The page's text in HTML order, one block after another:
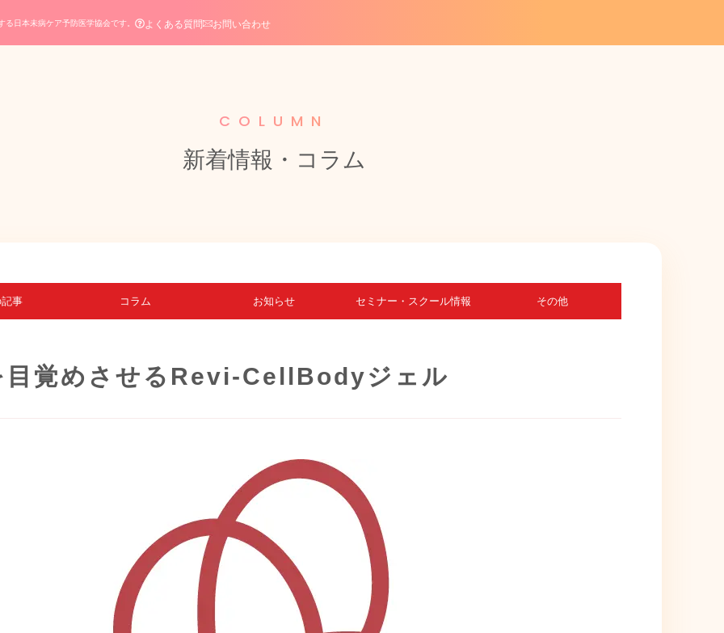
日本未病ケア予防医学協会です。 よくある質問 お問い合わせ
COLUMN
新着情報・コラム
事 コラム お知らせ セミナー・スクール情報 その他
目覚めさせるRevi-CellBodyジェル